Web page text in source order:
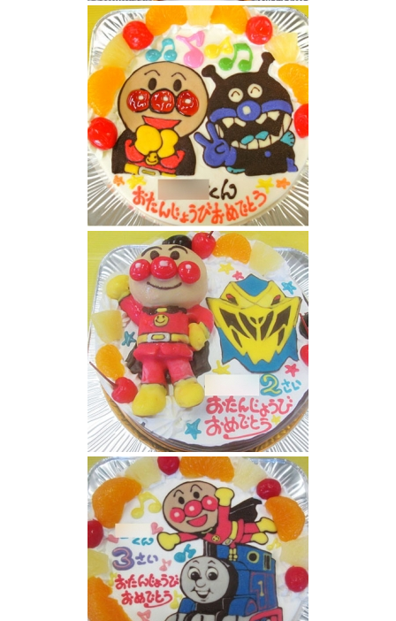
アンパンマンとバイキンマンのケーキ
アンパンマンケーキ
アンパンマンとリュウソウゴールドケーキ